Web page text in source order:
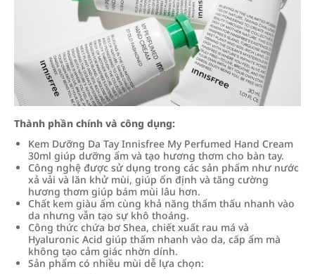
Thành phần chính và công dụng:
Kem Dưỡng Da Tay Innisfree My Perfumed Hand Cream
30ml giúp dưỡng ẩm và tạo hương thơm cho bàn tay.
Công nghệ được sử dụng trong các sản phẩm như nước
xả vải và lăn khử mùi, giúp ổn định và tăng cường
hương thơm giúp bám mùi lâu hơn.
Chất kem giàu ẩm cùng khả năng thẩm thấu nhanh vào
da nhưng vẫn tạo sự khô thoáng.
Công thức chứa bơ Shea, chiết xuất rau má và
Hyaluronic Acid giúp thấm nhanh vào da, cấp ẩm mà
không tạo cảm giác nhờn dính.
Sản phẩm có nhiều mùi dễ lựa chọn: